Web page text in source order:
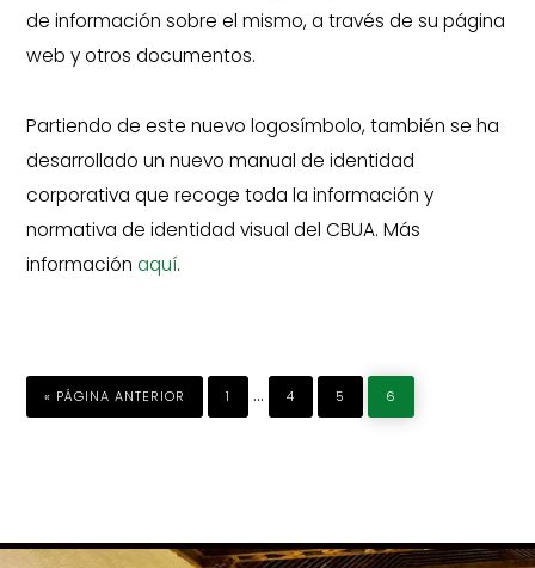
de información sobre el mismo, a través de su página
web y otros documentos.
Partiendo de este nuevo logosímbolo, también se ha
desarrollado un nuevo manual de identidad
corporativa que recoge toda la información y
normativa de identidad visual del CBUA. Más
informaciónaquí.
« PÁGINA ANTERIOR 1 … 4 5 6